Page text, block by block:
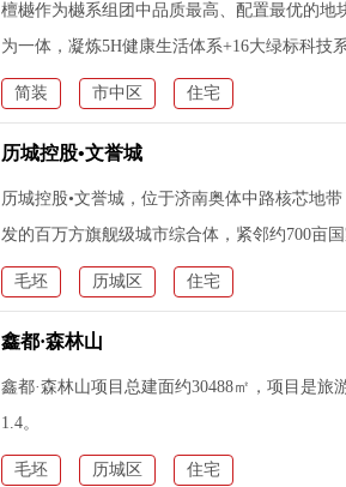
檀樾作为樾系组团中品质最高、配置最优的地
为一体，凝炼5H健康生活体系+16大绿标科技
宅回归济
简装 市中区 住宅
历城控股•文誉城
历城控股•文誉城，位于济南奥体中路核芯地
发的百万方旗舰级城市综合体，紧邻约700
合交通、
毛坯 历城区 住宅
鑫都·森林山
鑫都·森林山项目总建面约30488㎡，项目是
1.4。
毛坯 历城区 住宅